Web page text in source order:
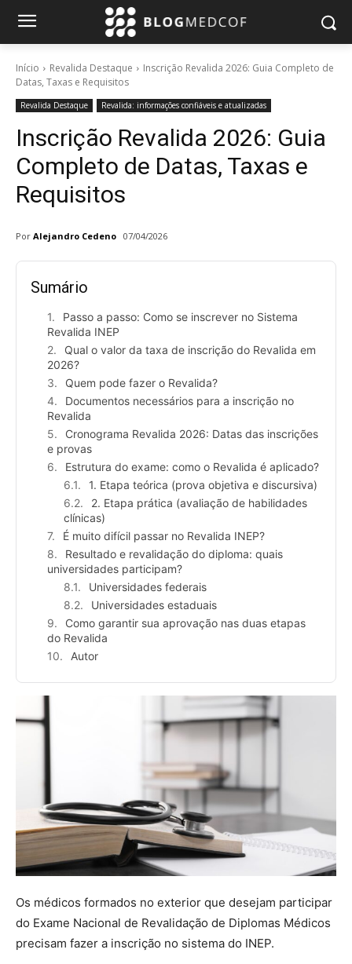
Início Revalida Destaque
Inscrição Revalida 2026: Guia Completo de
Datas, Taxas e Requisitos
Revalida Destaque Revalida: informações confiáveis e atualizadas
Inscrição Revalida 2026: Guia
Completo de Datas, Taxas e
Requisitos
Por Alejandro Cedeno 07/04/2026
Sumário
Passo a passo: Como se inscrever no Sistema
Revalida INEP
Qual o valor da taxa de inscrição do Revalida em
2026?
Quem pode fazer o Revalida?
Documentos necessários para a inscrição no
Revalida
Cronograma Revalida 2026: Datas das inscrições
e provas
Estrutura do exame: como o Revalida é aplicado?
1. Etapa teórica (prova objetiva e discursiva)
2. Etapa prática (avaliação de habilidades
clínicas)
É muito difícil passar no Revalida INEP?
Resultado e revalidação do diploma: quais
universidades participam?
Universidades federais
Universidades estaduais
Como garantir sua aprovação nas duas etapas
do Revalida
Autor
Os médicos formados no exterior que desejam participar
do Exame Nacional de Revalidação de Diplomas Médicos
precisam fazer a inscrição no sistema do INEP.